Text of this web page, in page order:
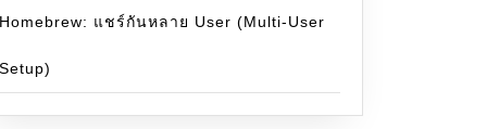
Homebrew: แชร์กันหลาย User (Multi-User
Setup)